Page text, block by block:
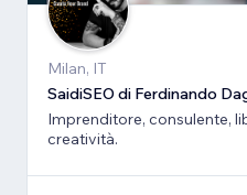
Milan, IT
SaidiSEO di Ferdinando
Imprenditore, consulente,
creatività.